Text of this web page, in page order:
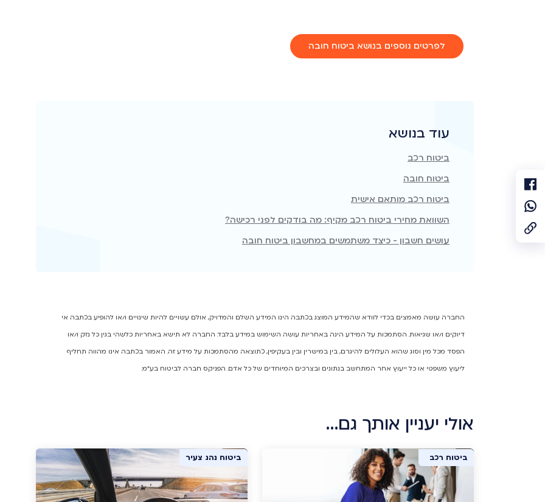
לפרטים נוספים בנושא ביטוח חובה
עוד בנושא
ביטוח רכב
ביטוח חובה
ביטוח רכב מותאם אישית
השוואת מחירי ביטוח רכב מקיף: מה בודקים לפני רכישה?
עושים חשבון - כיצד משתמשים במחשבון ביטוח חובה
החברה עושה מאמצים בכדי לוודא שהמידע המוצג בכתבה הינו המידע השלם והמדויק, אולם עשויים להיות שינויים ו/או להופיע בכתבה אי
דיוקים ו/או שגיאות. הסתמכות על המידע הינה באחריות עושה השימוש במידע בלבד. החברה לא תישא באחריות כלשהי בגין כל נזק ו/או
הפסד מכל מין וסוג שהוא העלולים להיגרם, בין במישרין ובין בעקיפין, כתוצאה מהסתמכות על מידע זה. האמור בכתבה אינו מהווה תחליף
ליעוץ משפטי או כל ייעוץ אחר המתחשב בנתונים ובצרכים המיוחדים של כל אדם. הפניקס חברה לביטוח בע"מ.
אולי יעניין אותך גם…
ביטוח חובה ביטוח רכב ביטוח רכב ביטוח נהג צעיר